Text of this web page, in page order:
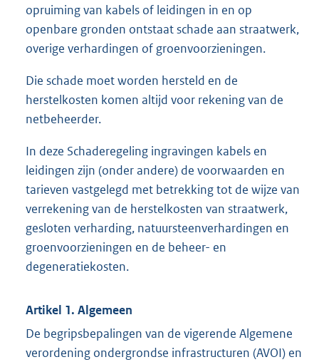
opruiming van kabels of leidingen in en op
openbare gronden ontstaat schade aan straatwerk,
overige verhardingen of groenvoorzieningen.
Die schade moet worden hersteld en de
herstelkosten komen altijd voor rekening van de
netbeheerder.
In deze Schaderegeling ingravingen kabels en
leidingen zijn (onder andere) de voorwaarden en
tarieven vastgelegd met betrekking tot de wijze van
verrekening van de herstelkosten van straatwerk,
gesloten verharding, natuursteenverhardingen en
groenvoorzieningen en de beheer- en
degeneratiekosten.
Artikel 1. Algemeen
De begripsbepalingen van de vigerende Algemene
verordening ondergrondse infrastructuren (AVOI) en